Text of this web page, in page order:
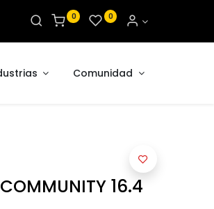
0 0
Comunidad
16.4